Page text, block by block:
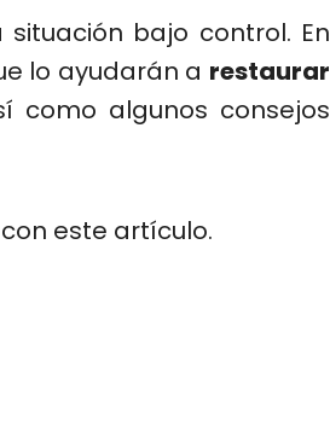
bajo control. En
lo ayudarán a restaurar
como algunos consejos
este artículo.